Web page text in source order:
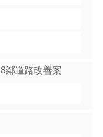
鄰道路改善案